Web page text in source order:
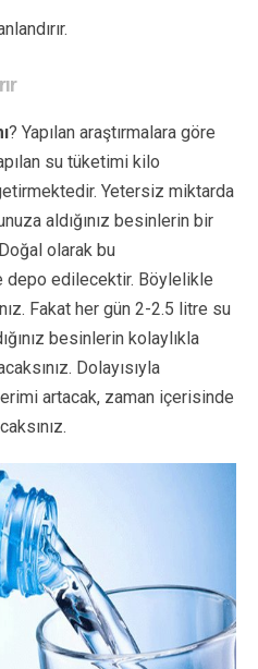
? Yapılan araştırmalara göre
su tüketimi kilo
Yetersiz miktarda
aldığınız besinlerin bir
olarak bu
depo edilecektir. Böylelikle
Fakat her gün 2-2.5 litre su
besinlerin kolaylıkla
Dolayısıyla
artacak, zaman içerisinde